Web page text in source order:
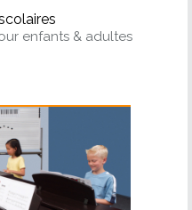
enfants & adultes